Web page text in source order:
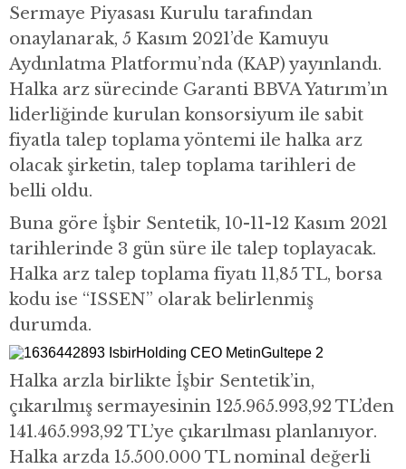
Sermaye Piyasası Kurulu tarafından
onaylanarak, 5 Kasım 2021’de Kamuyu
Aydınlatma Platformu’nda (KAP) yayınlandı.
Halka arz sürecinde Garanti BBVA Yatırım’ın
liderliğinde kurulan konsorsiyum ile sabit
fiyatla talep toplama yöntemi ile halka arz
olacak şirketin, talep toplama tarihleri de
belli oldu.
Buna göre İşbir Sentetik, 10-11-12 Kasım 2021
tarihlerinde 3 gün süre ile talep toplayacak.
Halka arz talep toplama fiyatı 11,85 TL, borsa
kodu ise “ISSEN” olarak belirlenmiş
durumda.
Halka arzla birlikte İşbir Sentetik’in,
çıkarılmış sermayesinin 125.965.993,92 TL’den
141.465.993,92 TL’ye çıkarılması planlanıyor.
Halka arzda 15.500.000 TL nominal değerli